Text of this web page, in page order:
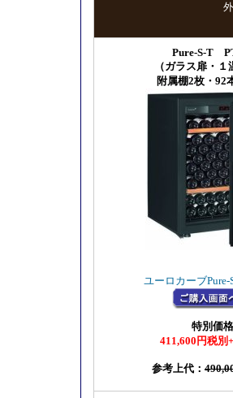
Pure-S-T
（ガラス扉・１
附属棚2枚・92
ユーロカーブ
特別価格
411,600円税別
参考上代：